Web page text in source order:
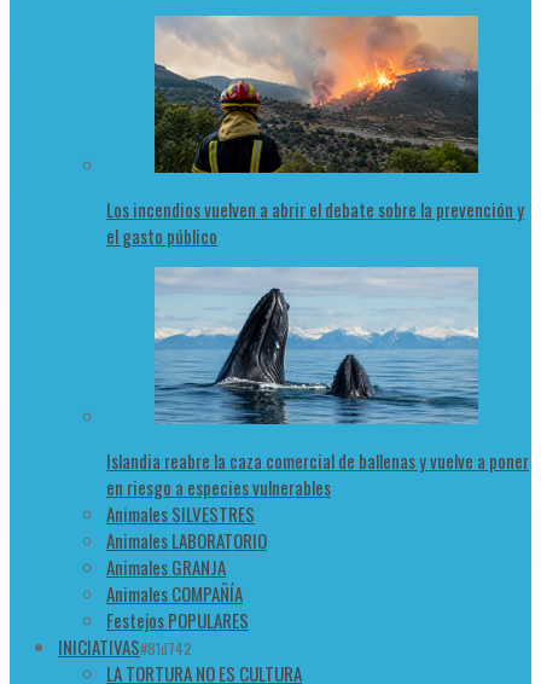
Los incendios vuelven a abrir el debate sobre la prevención y
el gasto público
Islandia reabre la caza comercial de ballenas y vuelve a poner
en riesgo a especies vulnerables
Animales SILVESTRES
Animales LABORATORIO
Animales GRANJA
Animales COMPAÑÍA
Festejos POPULARES
INICIATIVAS#81d742
LA TORTURA NO ES CULTURA